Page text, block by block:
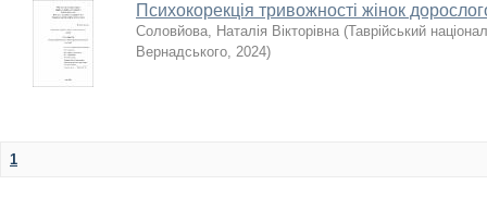
Психокорекція тривожності жінок
Соловйова, Наталія Вікторівна (Таврійський
Вернадського, 2024)
1